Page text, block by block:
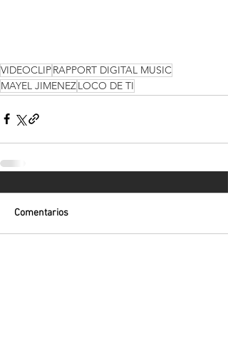
VIDEOCLIPRAPPORT DIGITAL MUSIC
MAYEL JIMENEZLOCO DE TI
Comentarios